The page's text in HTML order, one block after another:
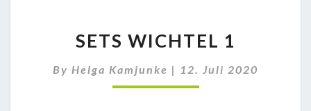
WICHTEL
SETS WICHTEL 1
By Helga Kamjunke | 12. Juli 2020